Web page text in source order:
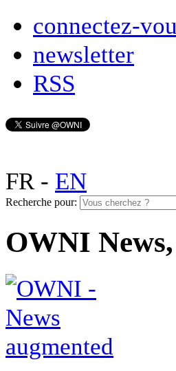
connectez-
newsletter
RSS
FR- EN
Recherche pour:
OWNI